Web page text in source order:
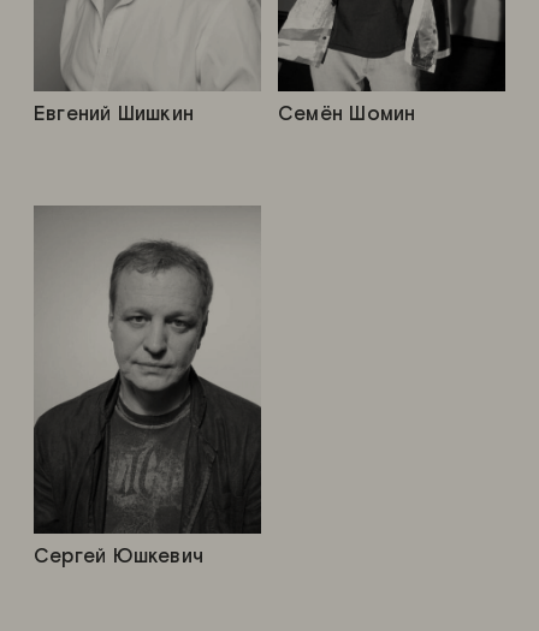
Семён Шомин
Сергей Юшкевич
Евгений Шишкин